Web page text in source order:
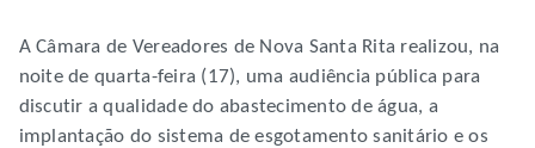
A Câmara de Vereadores de Nova Santa Rita realizou, na
noite de quarta-feira (17), uma audiência pública para
discutir a qualidade do abastecimento de água, a
implantação do sistema de esgotamento sanitário e os